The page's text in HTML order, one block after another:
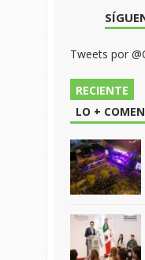
Tweets por
RECIENTE
LO +